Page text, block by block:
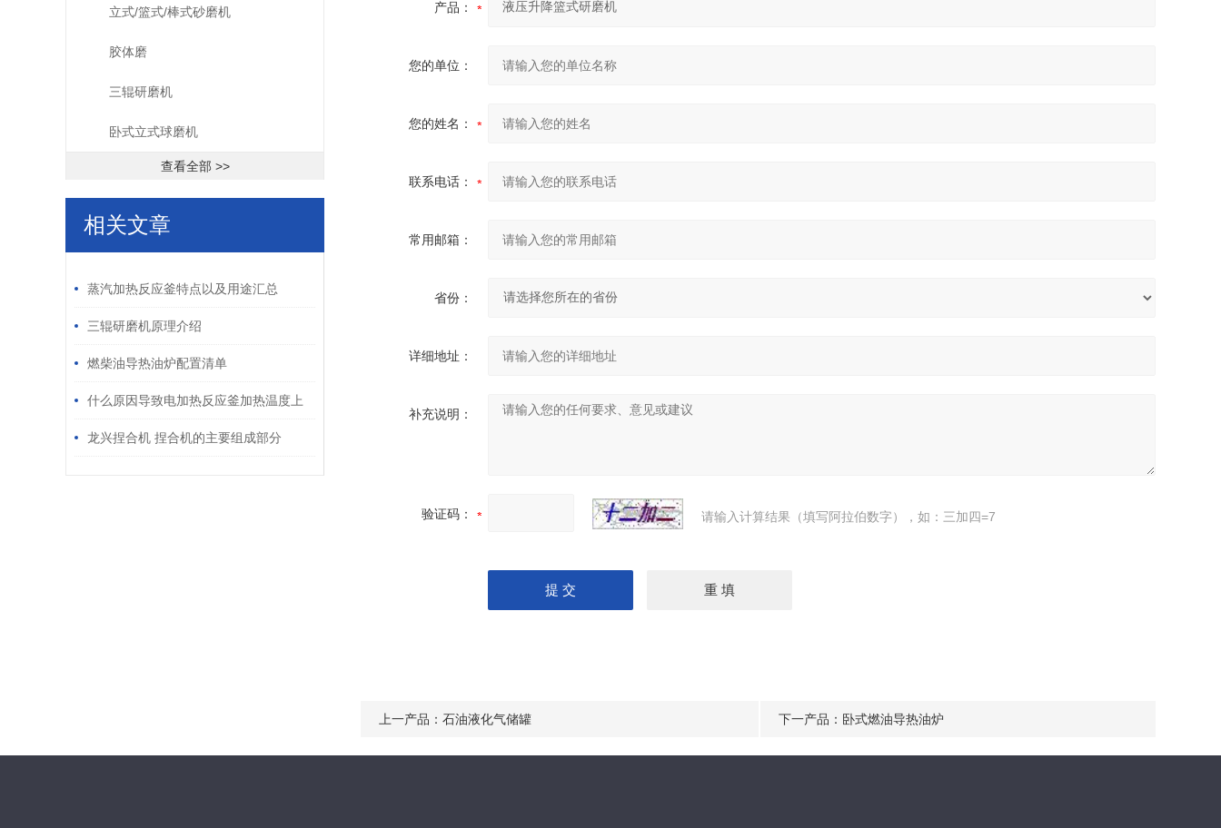
立式/篮式/棒式砂磨机
胶体磨
三辊研磨机
卧式立式球磨机
查看全部 >>
相关文章
蒸汽加热反应釜特点以及用途汇总
三辊研磨机原理介绍
燃柴油导热油炉配置清单
什么原因导致电加热反应釜加热温度上
不去？
龙兴捏合机 捏合机的主要组成部分
产品：
您的单位：
您的姓名：
联系电话：
常用邮箱：
省份：
详细地址：
补充说明：
验证码： 请输入计算结果（填写阿拉伯数字），如：三加四=7
上一产品： 石油液化气储罐 下一产品： 卧式燃油导热油炉